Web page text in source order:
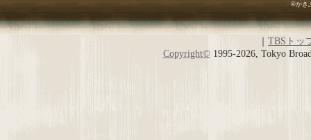
©かき
｜ TBSトッ
Copyright© 1995-2026, Tokyo